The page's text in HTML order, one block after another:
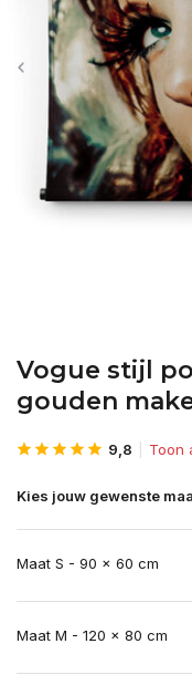
Vogue stijl
gouden
9,8 Toon
Kies jouw gewenste
Maat S - 90 x 60 cm
Maat M - 120 x 80 cm